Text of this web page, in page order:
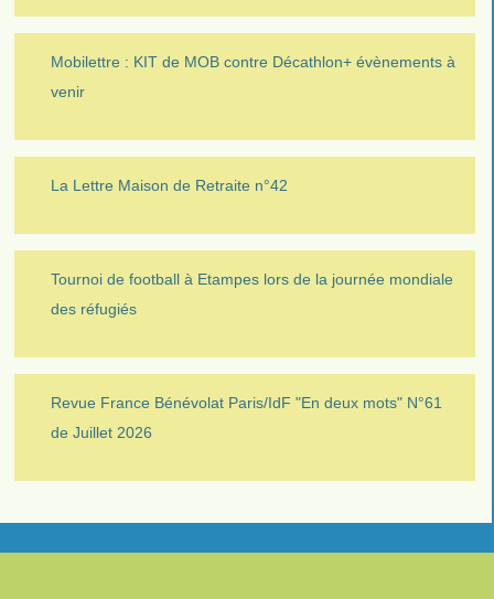
Mobilettre : KIT de MOB contre Décathlon+ évènements à
venir
La Lettre Maison de Retraite n°42
Tournoi de football à Etampes lors de la journée mondiale
des réfugiés
Revue France Bénévolat Paris/IdF "En deux mots" N°61
de Juillet 2026